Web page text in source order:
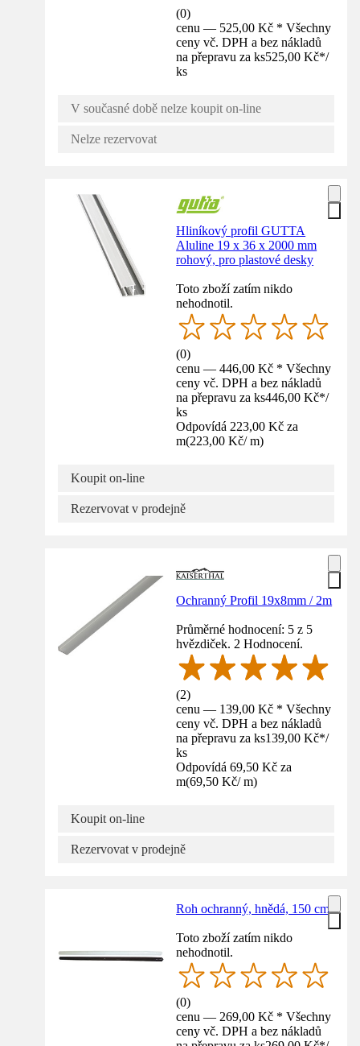
(0)
cenu — 525,00 Kč * Všechny
ceny vč. DPH a bez nákladů
na přepravu za ks525,00 Kč*/
ks
V současné době nelze koupit on-line
Nelze rezervovat
Hliníkový profil GUTTA
Aluline 19 x 36 x 2000 mm
rohový, pro plastové desky
Toto zboží zatím nikdo
nehodnotil.
(0)
cenu — 446,00 Kč * Všechny
ceny vč. DPH a bez nákladů
na přepravu za ks446,00 Kč*/
ks
Odpovídá 223,00 Kč za
m(223,00 Kč/ m)
Koupit on-line
Rezervovat v prodejně
Ochranný Profil 19x8mm / 2m
Průměrné hodnocení: 5 z 5
hvězdiček. 2 Hodnocení.
(2)
cenu — 139,00 Kč * Všechny
ceny vč. DPH a bez nákladů
na přepravu za ks139,00 Kč*/
ks
Odpovídá 69,50 Kč za
m(69,50 Kč/ m)
Koupit on-line
Rezervovat v prodejně
Roh ochranný, hnědá, 150 cm
Toto zboží zatím nikdo
nehodnotil.
(0)
cenu — 269,00 Kč * Všechny
ceny vč. DPH a bez nákladů